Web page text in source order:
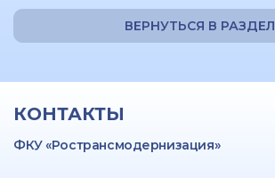
ВЕРНУТЬСЯ В РАЗДЕЛ
КОНТАКТЫ
ФКУ «Ространсмодернизация»